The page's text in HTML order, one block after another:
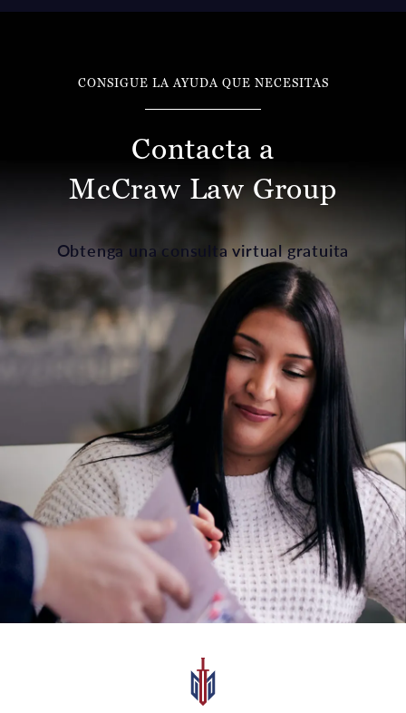
CONSIGUE LA AYUDA QUE NECESITAS
Contacta a
McCraw Law Group
Obtenga una consulta virtual gratuita